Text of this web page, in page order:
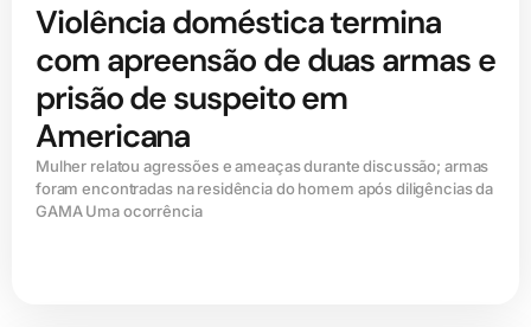
Violência doméstica termina
com apreensão de duas armas e
prisão de suspeito em
Americana
Mulher relatou agressões e ameaças durante discussão; armas
foram encontradas na residência do homem após diligências da
GAMA Uma ocorrência